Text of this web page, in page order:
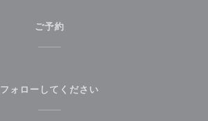
ご予約
フォローしてください